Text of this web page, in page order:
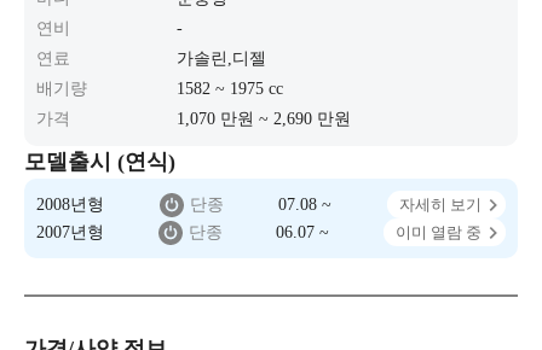
연비
-
연료
가솔린,디젤
배기량
1582 ~ 1975 cc
가격
1,070 만원 ~ 2,690 만원
모델출시 (연식)
2008년형 단종 07.08 ~
자세히 보기
2007년형
단종 06.07 ~ 이미 열람 중